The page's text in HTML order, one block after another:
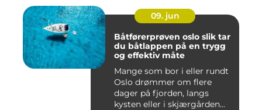
09. jun
Båtførerprøven oslo slik tar
du båtlappen på en trygg
og effektiv måte
Mange som bor i eller rundt
Oslo drømmer om flere
dager på fjorden, langs
kysten eller i skjærgården...